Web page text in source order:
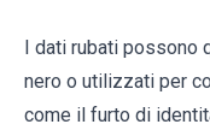
I dati rubati possono
nero o utilizzati per
come il furto di